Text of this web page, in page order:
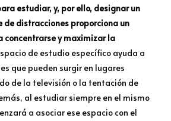
estudiar, y, por ello, designar un
distracciones proporciona un
concentrarse y maximizar la
de estudio específico ayuda a
que pueden surgir en lugares
de la televisión o la tentación de
al estudiar siempre en el mismo
a asociar ese espacio con el